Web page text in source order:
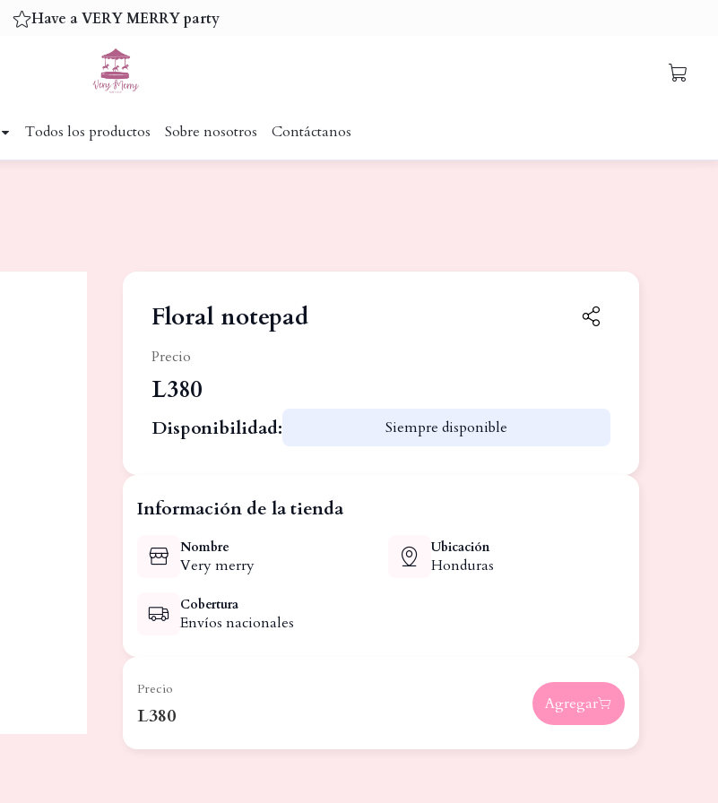
Have a VERY MERRY party
Todos los productos Sobre nosotros Contáctanos
Floral notepad
Precio
L380
Disponibilidad: Siempre disponible
Información de la tienda
Nombre
Very merry
Ubicación
Honduras
Cobertura
Envíos nacionales
Precio
L380
Agregar